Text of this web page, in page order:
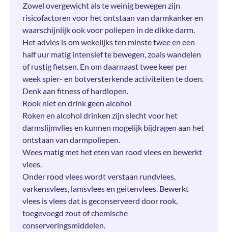
Zowel overgewicht als te weinig bewegen zijn
risicofactoren voor het ontstaan van darmkanker en
waarschijnlijk ook voor poliepen in de dikke darm.
Het advies is om wekelijks ten minste twee en een
half uur matig intensief te bewegen, zoals wandelen
of rustig fietsen. En om daarnaast twee keer per
week spier- en botversterkende activiteiten te doen.
Denk aan fitness of hardlopen.
Rook niet en drink geen alcohol
Roken en alcohol drinken zijn slecht voor het
darmslijmvlies en kunnen mogelijk bijdragen aan het
ontstaan van darmpoliepen.
Wees matig met het eten van rood vlees en bewerkt
vlees.
Onder rood vlees wordt verstaan rundvlees,
varkensvlees, lamsvlees en geitenvlees. Bewerkt
vlees is vlees dat is geconserveerd door rook,
toegevoegd zout of chemische
conserveringsmiddelen.